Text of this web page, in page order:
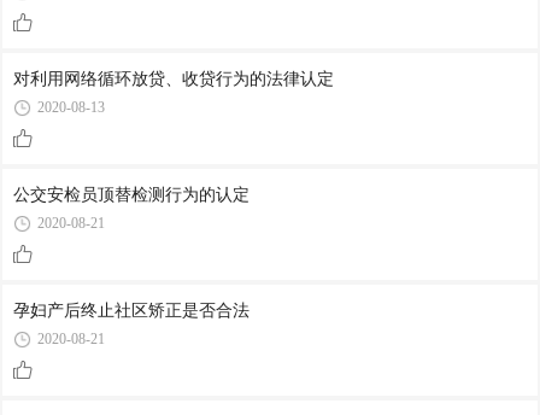
对利用网络循环放贷、收贷行为的法律认定
2020-08-13
公交安检员顶替检测行为的认定
2020-08-21
孕妇产后终止社区矫正是否合法
2020-08-21